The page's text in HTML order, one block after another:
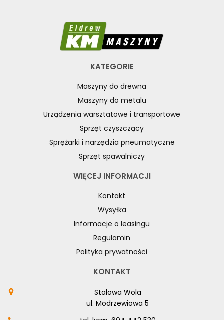
KATEGORIE
Maszyny do drewna
Maszyny do metalu
Urządzenia warsztatowe i transportowe
Sprzęt czyszczący
Sprężarki i narzędzia pneumatyczne
Sprzęt spawalniczy
WIĘCEJ INFORMACJI
Kontakt
Wysyłka
Informacje o leasingu
Regulamin
Polityka prywatności
KONTAKT
Stalowa Wola
ul. Modrzewiowa 5